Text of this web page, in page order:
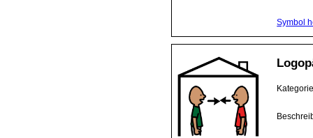
Symbol